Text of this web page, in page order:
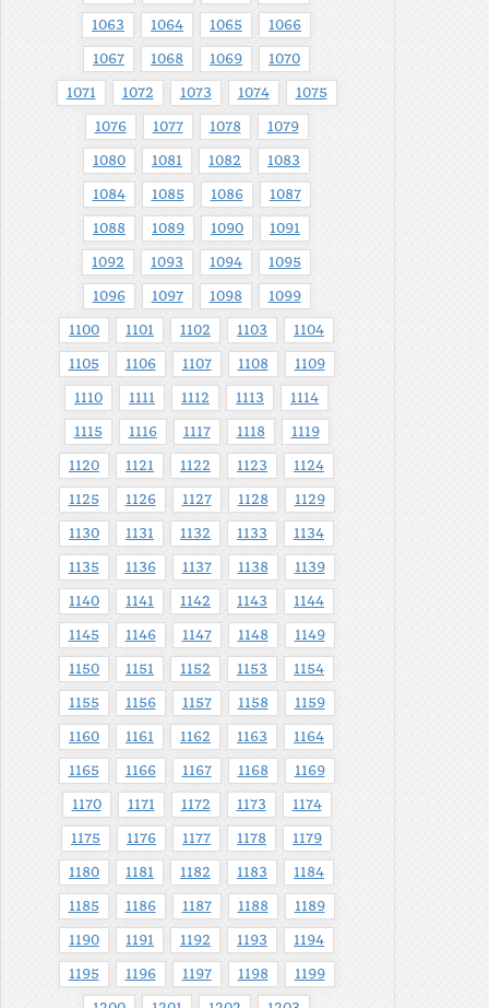
1063 1064 1065 1066
1067 1068 1069 1070
1071 1072 1073 1074 1075
1076 1077 1078 1079
1080 1081 1082 1083
1084 1085 1086 1087
1088 1089 1090 1091
1092 1093 1094 1095
1096 1097 1098 1099
1100 1101 1102 1103 1104
1105 1106 1107 1108 1109
1110 1111 1112 1113 1114
1115 1116 1117 1118 1119
1120 1121 1122 1123 1124
1125 1126 1127 1128 1129
1130 1131 1132 1133 1134
1135 1136 1137 1138 1139
1140 1141 1142 1143 1144
1145 1146 1147 1148 1149
1150 1151 1152 1153 1154
1155 1156 1157 1158 1159
1160 1161 1162 1163 1164
1165 1166 1167 1168 1169
1170 1171 1172 1173 1174
1175 1176 1177 1178 1179
1180 1181 1182 1183 1184
1185 1186 1187 1188 1189
1190 1191 1192 1193 1194
1195 1196 1197 1198 1199